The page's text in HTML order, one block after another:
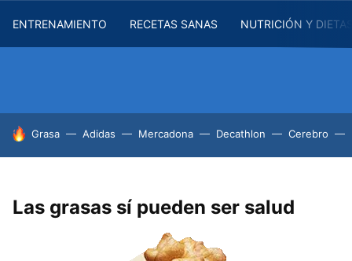
ENTRENAMIENTO RECETAS SANAS NUTRICIÓN Y
HOY SE HABLA DE
Grasa Adidas Mercadona Decathlon Cerebro
Las grasas sí pueden ser salud